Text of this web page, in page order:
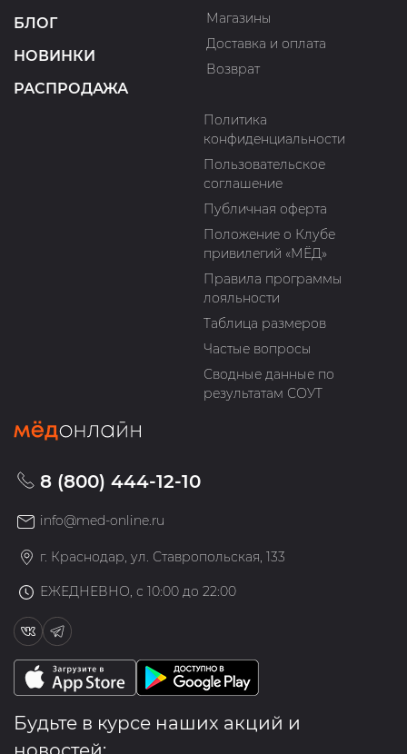
БЛОГ
НОВИНКИ
РАСПРОДАЖА
Магазины
Доставка и оплата
Возврат
Политика
конфиденциальности
Пользовательское
соглашение
Публичная оферта
Положение о Клубе
привилегий «МЁД»
Правила программы
лояльности
Таблица размеров
Частые вопросы
Сводные данные по
результатам СОУТ
8 (800) 444-12-10
info@med-online.ru
г. Краснодар, ул. Ставропольская, 133
ЕЖЕДНЕВНО, с 10:00 до 22:00
Будьте в курсе наших акций и